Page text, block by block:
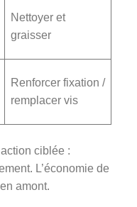
Nettoyer et
graisser
Renforcer fixation /
remplacer vis
ciblée :
L’économie de
amont.